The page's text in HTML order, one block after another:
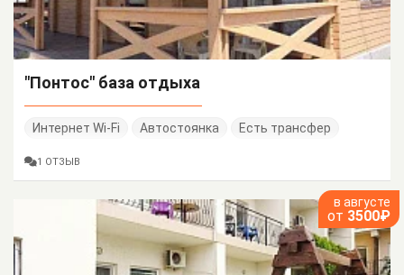
"Понтос" база отдыха
Интернет Wi-Fi Автостоянка Есть трансфер
1 ОТЗЫВ
в августе
от 3500₽